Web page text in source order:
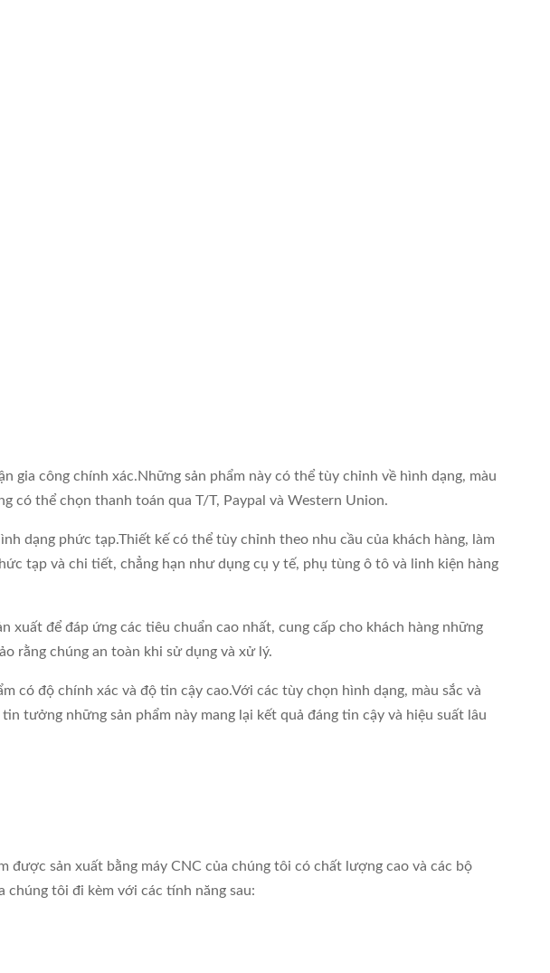
gia công chính xác.Những sản phẩm này có thể tùy chỉnh về hình dạng, màu
có thể chọn thanh toán qua T/T, Paypal và Western Union.
dạng phức tạp.Thiết kế có thể tùy chỉnh theo nhu cầu của khách hàng, làm
tạp và chi tiết, chẳng hạn như dụng cụ y tế, phụ tùng ô tô và linh kiện hàng
xuất để đáp ứng các tiêu chuẩn cao nhất, cung cấp cho khách hàng những
rằng chúng an toàn khi sử dụng và xử lý.
có độ chính xác và độ tin cậy cao.Với các tùy chọn hình dạng, màu sắc và
tưởng những sản phẩm này mang lại kết quả đáng tin cậy và hiệu suất lâu
được sản xuất bằng máy CNC của chúng tôi có chất lượng cao và các bộ
chúng tôi đi kèm với các tính năng sau: